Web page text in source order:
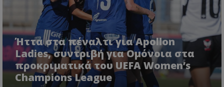
Ήττα στα πέναλτι για Apollon
Ladies, συντριβή για Ομόνοια στα
προκριματικά του UEFA Women’s
Champions League